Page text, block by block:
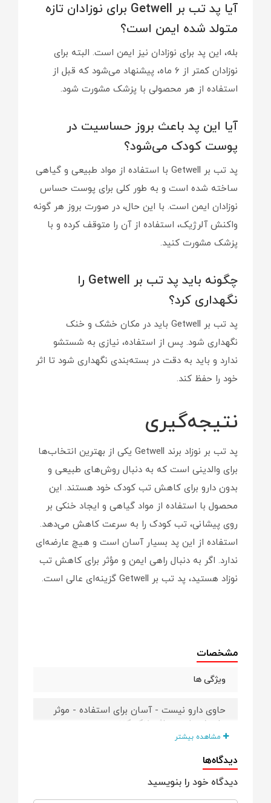
آیا پد تب بر Getwell برای نوزادان تازه
متولد شده ایمن است؟
بله، این پد برای نوزادان نیز ایمن است. البته برای
نوزادان کمتر از 6 ماه، پیشنهاد می‌شود که قبل از
استفاده از هر محصولی با پزشک مشورت شود.
آیا این پد باعث بروز حساسیت در
پوست کودک می‌شود؟
پد تب بر Getwell با استفاده از مواد طبیعی و گیاهی
ساخته شده است و به طور کلی برای پوست حساس
نوزادان ایمن است. با این حال، در صورت بروز هر گونه
واکنش آلرژیک، استفاده از آن را متوقف کرده و با
پزشک مشورت کنید.
چگونه باید پد تب بر Getwell را
نگهداری کرد؟
پد تب بر Getwell باید در مکان خشک و خنک
نگهداری شود. پس از استفاده، نیازی به شستشو
ندارد و باید به دقت در بسته‌بندی نگهداری شود تا اثر
خود را حفظ کند.
نتیجه‌گیری
پد تب بر نوزاد برند Getwell یکی از بهترین انتخاب‌ها
برای والدینی است که به دنبال روش‌های طبیعی و
بدون دارو برای کاهش تب کودک خود هستند. این
محصول با استفاده از مواد گیاهی و ایجاد خنکی بر
روی پیشانی، تب کودک را به سرعت کاهش می‌دهد.
استفاده از این پد بسیار آسان است و هیچ عارضه‌ای
ندارد. اگر به دنبال راهی ایمن و مؤثر برای کاهش تب
نوزاد هستید، پد تب بر Getwell گزینه‌ای عالی است.
مشخصات
ویژگی ها
حاوی دارو نیست - آسان برای استفاده - موثر
برای 8 ساعت - اثر خنک کننده سریع
مشاهده بیشتر
دیدگاه‌ها
دیدگاه خود را بنویسید